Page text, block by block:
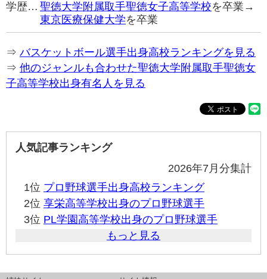
学歴… 聖徳大学附属取手聖徳女子高等学校を卒業→
東京医療保健大学を卒業
⇒ バスケットボール選手出身高校ランキングを見る
⇒ 他のジャンルも合わせた聖徳大学附属取手聖徳女
子高等学校出身有名人を見る
人気記事ランキング
2026年7月分集計
1位 プロ野球選手出身高校ランキング
2位 享栄高等学校出身のプロ野球選手
3位 PL学園高等学校出身のプロ野球選手
もっと見る